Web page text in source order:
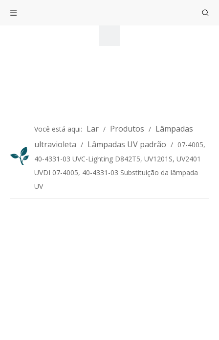
Você está aqui: Lar / Produtos / Lâmpadas
ultravioleta / Lâmpadas UV padrão / 07-4005,
40-4331-03 UVC-Lighting D842T5, UV1201S, UV2401
UVDI 07-4005, 40-4331-03 Substituição da lâmpada
UV